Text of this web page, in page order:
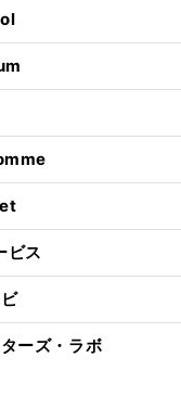
ビス
ーズ・ラボ